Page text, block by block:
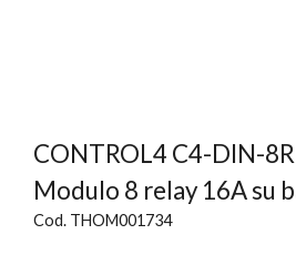
CONTROL4 C4-DIN-
Modulo 8 relay 16A su
Cod. THOM001734